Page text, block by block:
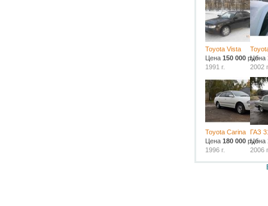
Toyota Vista
Цена 150 000 руб.
1991 г.
Цена
2002
Toyota Carina
Цена 180 000 руб.
1996 г.
ГАЗ
Цена
2006